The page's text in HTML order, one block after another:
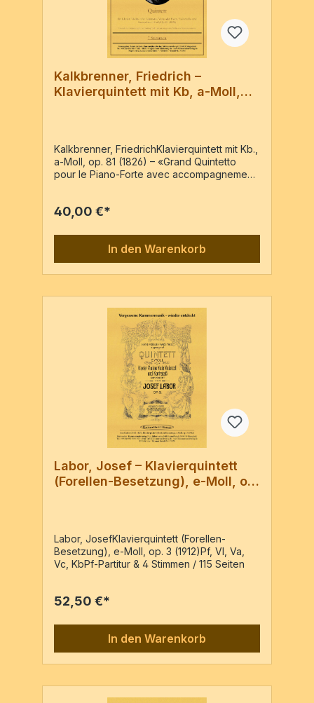
Kalkbrenner, Friedrich –
Klavierquintett mit Kb, a-Moll,
Kalkbrenner, FriedrichKlavierquintett mit Kb.,
a-Moll, op. 81 (1826) – «Grand Quintetto
pour le Piano-Forte avec accompagnement
Contrebasse) dédié à Monsieur le Général
Ausgabe: Leipzig : chez Breitkopf & Härtel,
PN: 4371, [c1826] 7 Stimmen [Hrsg.] Robert
de KockPf, Vl, Va, Vc, Kb oder Pf, Cl(B),
Hn(F), Vc, Kb7 Stimmen / 76 SeitenSehr gut
Zwei Stimmen (Violine und Klarinette)
wurden wegen der schlechten Vorlagen
neu gesetzt. Taktzahlen in allen Stimmen.
40,00 €*
In den Warenkorb
Labor, Josef – Klavierquintett
(Forellen-Besetzung), e-Moll, op.
Labor, JosefKlavierquintett (Forellen-
Besetzung), e-Moll, op. 3 (1912)Pf, Vl, Va,
Vc, KbPf-Partitur & 4 Stimmen / 115 Seiten
52,50 €*
In den Warenkorb